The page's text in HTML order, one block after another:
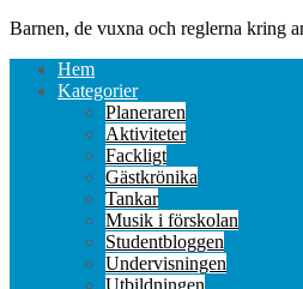
Barnen, de vuxna och reglerna kring
Hem
Kategorier
Planeraren
Aktiviteter
Fackligt
Gästkrönika
Tankar
Musik i förskolan
Studentbloggen
Undervisningen